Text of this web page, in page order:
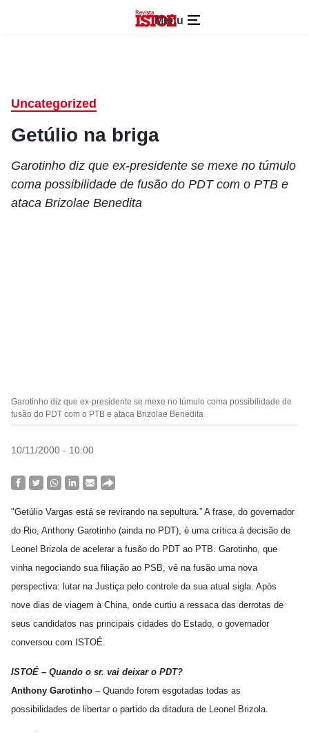
Menu
Uncategorized
Getúlio na briga
Garotinho diz que ex-presidente se mexe no túmulo
coma possibilidade de fusão do PDT com o PTB e
ataca Brizolae Benedita
Garotinho diz que ex-presidente se mexe no túmulo coma possibilidade de
fusão do PDT com o PTB e ataca Brizolae Benedita
10/11/2000 - 10:00
"Getúlio Vargas está se revirando na sepultura.” A frase, do governador
do Rio, Anthony Garotinho (ainda no PDT), é uma crítica à decisão de
Leonel Brizola de acelerar a fusão do PDT ao PTB. Garotinho, que
vinha negociando sua filiação ao PSB, vê na fusão uma nova
perspectiva: lutar na Justiça pelo controle da sua atual sigla. Após
nove dias de viagem à China, onde curtiu a ressaca das derrotas de
seus candidatos nas principais cidades do Estado, o governador
conversou com ISTOÉ.
ISTOÉ – Quando o sr. vai deixar o PDT?
Anthony Garotinho – Quando forem esgotadas todas as
possibilidades de libertar o partido da ditadura de Leonel Brizola.